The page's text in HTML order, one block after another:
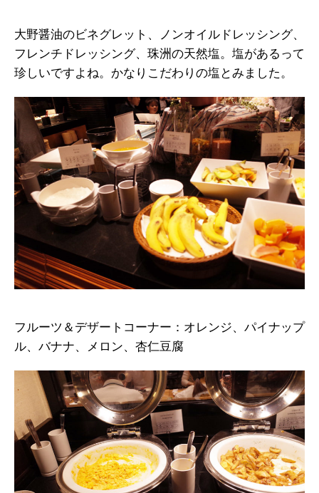
大野醤油のビネグレット、ノンオイルドレッシング、
フレンチドレッシング、珠洲の天然塩。塩があるって
珍しいですよね。かなりこだわりの塩とみました。
フルーツ＆デザートコーナー：オレンジ、パイナップ
ル、バナナ、メロン、杏仁豆腐